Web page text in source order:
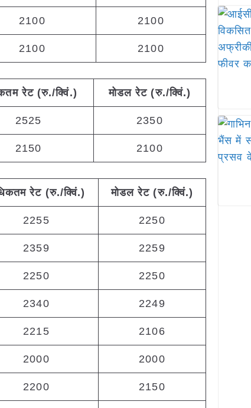
2100 2100
2100 2100
रेट (रु./क्विं.) मोडल रेट(रु./क्विं.)
2525 2350
2150 2100
रेट (रु./क्विं.) मोडल रेट(रु./क्विं.)
2255 2250
2359 2259
2250 2250
2340 2249
2215 2106
2000 2000
2200 2150